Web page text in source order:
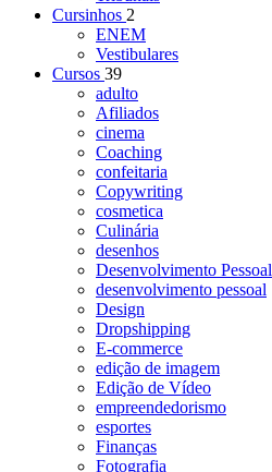
Cursinhos 2
ENEM
Vestibulares
Cursos 39
adulto
Afiliados
cinema
Coaching
confeitaria
Copywriting
cosmetica
Culinária
desenhos
Desenvolvimento Pessoal
desenvolvimento pessoal
Design
Dropshipping
E-commerce
edição de imagem
Edição de Vídeo
empreendedorismo
esportes
Finanças
Fotografia